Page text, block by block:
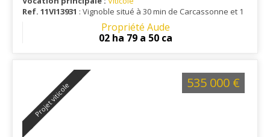
Ref. 11VI13931 : Vignoble situé à 30 min de Carcassonne et 1
Propriété Aude
02 ha 79 a 50 ca
Projet viticole 535 000 €